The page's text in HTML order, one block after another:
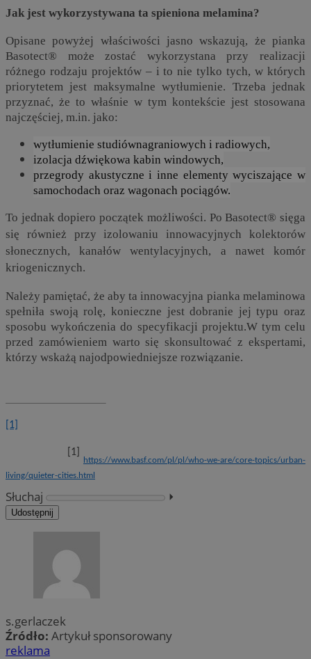
Jak jest wykorzystywana ta spieniona melamina?
Opisane powyżej właściwości jasno wskazują, że pianka
Basotect® może zostać wykorzystana przy realizacji
różnego rodzaju projektów – i to nie tylko tych, w których
priorytetem jest maksymalne wytłumienie. Trzeba jednak
przyznać, że to właśnie w tym kontekście jest stosowana
najczęściej, m.in. jako:
wytłumienie studiównagraniowych i radiowych,
izolacja dźwiękowa kabin windowych,
przegrody akustyczne i inne elementy wyciszające w
samochodach oraz wagonach pociągów.
To jednak dopiero początek możliwości. Po Basotect® sięga
się również przy izolowaniu innowacyjnych kolektorów
słonecznych, kanałów wentylacyjnych, a nawet komór
kriogenicznych.
Należy pamiętać, że aby ta innowacyjna pianka melaminowa
spełniła swoją rolę, konieczne jest dobranie jej typu oraz
sposobu wykończenia do specyfikacji projektu.W tym celu
przed zamówieniem warto się skonsultować z ekspertami,
którzy wskażą najodpowiedniejsze rozwiązanie.
[1]
[1]
https://www.basf.com/pl/pl/who-we-are/core-topics/urban-
living/quieter-cities.html
Słuchaj ⏵︎
Udostępnij
s.gerlaczek
Źródło: Artykuł sponsorowany
reklama